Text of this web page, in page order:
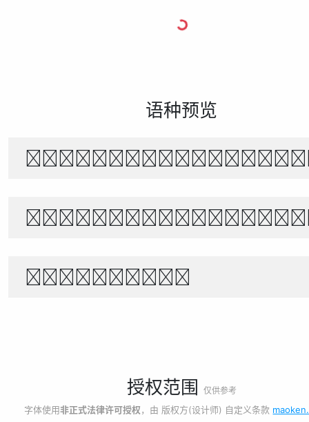
语种预览
风起时，花落无声。月下独行，山水
The quick brown
1234567890
授权范围 仅供参考
字体使用非正式法律许可授权，由 版权方(设计师) 自定义条款